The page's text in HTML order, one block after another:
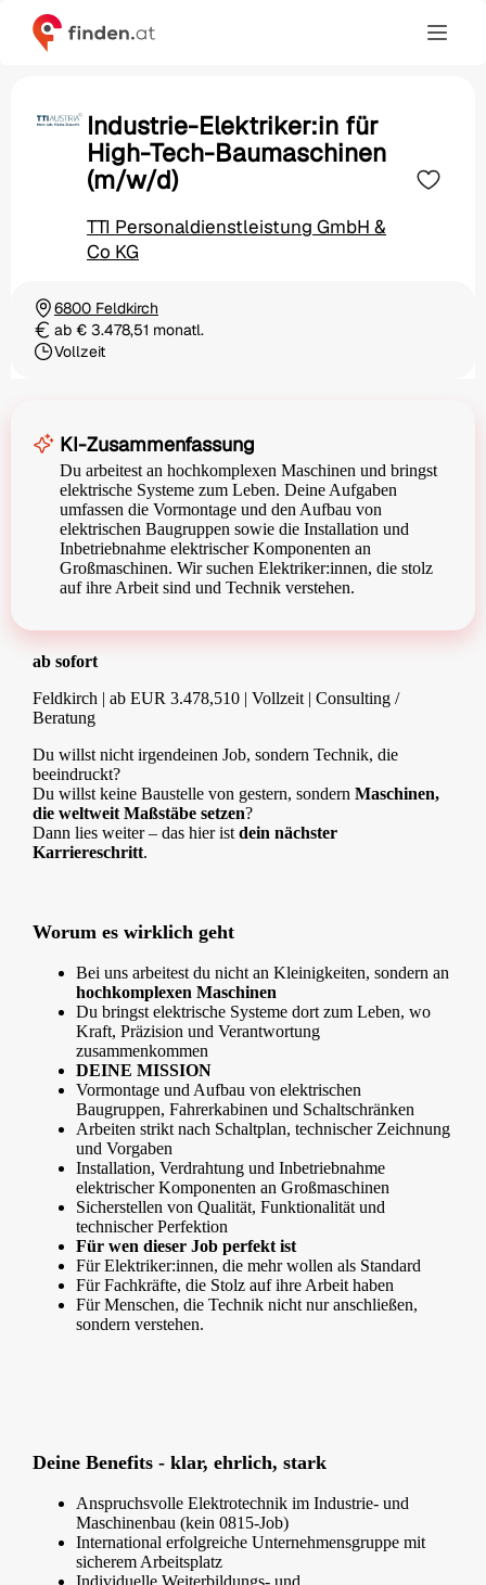
Industrie-Elektriker:in für
High-Tech-Baumaschinen
(m/w/d)
TTI Personaldienstleistung GmbH &
Co KG
Ortschaft
6800 Feldkirch
Gehaltab € 3.478,51 monatl.
Beschäftigungsart
Vollzeit
KI-Zusammenfassung
Du arbeitest an hochkomplexen Maschinen und bringst
elektrische Systeme zum Leben. Deine Aufgaben
umfassen die Vormontage und den Aufbau von
elektrischen Baugruppen sowie die Installation und
Inbetriebnahme elektrischer Komponenten an
Großmaschinen. Wir suchen Elektriker:innen, die stolz
auf ihre Arbeit sind und Technik verstehen.
ab sofort
Feldkirch | ab EUR 3.478,510 | Vollzeit | Consulting /
Beratung
Du willst nicht irgendeinen Job, sondern Technik, die
beeindruckt?
Du willst keine Baustelle von gestern, sondern Maschinen,
die weltweit Maßstäbe setzen?
Dann lies weiter – das hier ist dein nächster
Karriereschritt.
Worum es wirklich geht
Bei uns arbeitest du nicht an Kleinigkeiten, sondern an
hochkomplexen Maschinen
Du bringst elektrische Systeme dort zum Leben, wo
Kraft, Präzision und Verantwortung
zusammenkommen
DEINE MISSION
Vormontage und Aufbau von elektrischen
Baugruppen, Fahrerkabinen und Schaltschränken
Arbeiten strikt nach Schaltplan, technischer Zeichnung
und Vorgaben
Installation, Verdrahtung und Inbetriebnahme
elektrischer Komponenten an Großmaschinen
Sicherstellen von Qualität, Funktionalität und
technischer Perfektion
Für wen dieser Job perfekt ist
Für Elektriker:innen, die mehr wollen als Standard
Für Fachkräfte, die Stolz auf ihre Arbeit haben
Für Menschen, die Technik nicht nur anschließen,
sondern verstehen.
Deine Benefits - klar, ehrlich, stark
Anspruchsvolle Elektrotechnik im Industrie- und
Maschinenbau (kein 0815-Job)
International erfolgreiche Unternehmensgruppe mit
sicherem Arbeitsplatz